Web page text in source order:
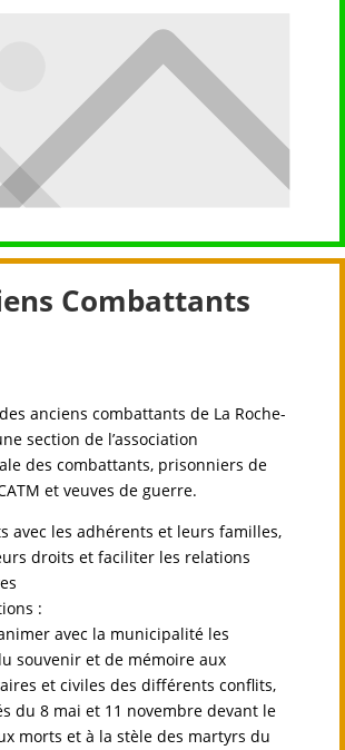
Combattants
anciens combattants de La Roche-
section de l’association
des combattants, prisonniers de
et veuves de guerre.
avec les adhérents et leurs familles,
droits et faciliter les relations
:
avec la municipalité les
souvenir et de mémoire aux
et civiles des différents conflits,
du 8 mai et 11 novembre devant le
morts et à la stèle des martyrs du